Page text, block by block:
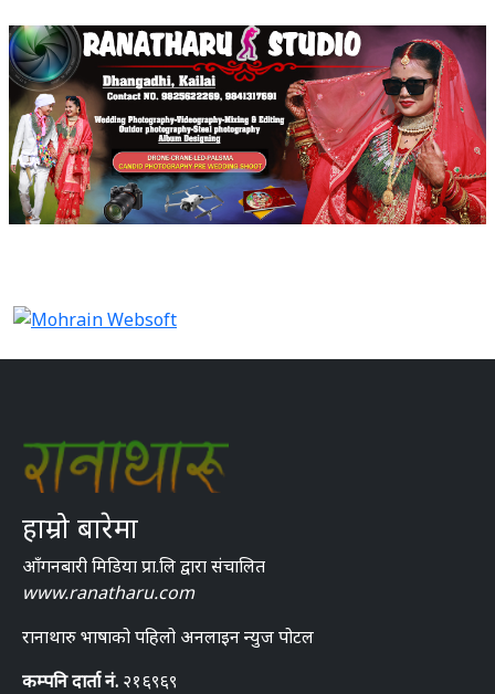
हाम्रो बारेमा
आँगनबारी मिडिया प्रा.लि द्वारा संचालित
www.ranatharu.com
रानाथारु भाषाको पहिलो अनलाइन न्युज पोटल
कम्पनि दार्ता नं. २१६९६९